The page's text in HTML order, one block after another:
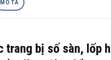
MÔ TẢ
trang bị số sàn, lốp